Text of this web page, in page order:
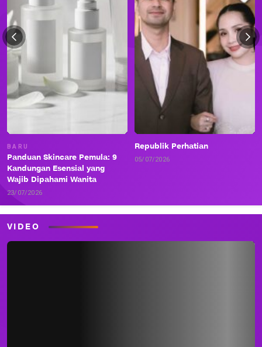
BARU
Panduan Skincare Pemula: 9
Kandungan Esensial yang
Wajib Dipahami Wanita
23/07/2026
Republik Perhatian
05/07/2026
VIDEO